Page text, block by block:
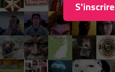
S'inscrire